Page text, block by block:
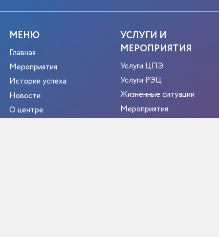
МЕНЮ
Главная
Мероприятия
Истории успеха
Новости
О центре
УСЛУГИ И
МЕРОПРИЯТИЯ
Услуги ЦПЭ
Услуги РЭЦ
Жизненные ситуации
Мероприятия